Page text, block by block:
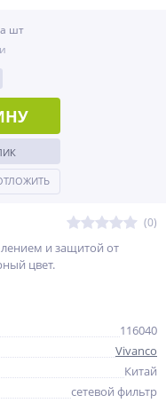
(0)
и защитой от
цвет.
шт
116040
Vivanco
Китай
сетевой фильтр